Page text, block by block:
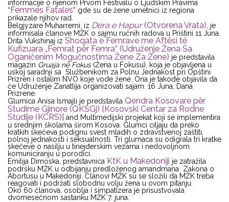
informacije o njenom Prvom Festivalu o Ljudskim Pravima
“Femmes Fatales” gde su de žene umetnici iz regiona
prikazale njihov rad.
Belgjyzare Muharremi, iz Dera e Hapur(Otvorena Vrata) , je
informisala članove MŽK o sajmu ručnih radova u Prištini 11 Juna.
Drita Vukshinaj iz Shoqata e Femrave me Aftësi të
Kufizuara „Femrat për Femra“ (Udruženje Žena Sa
Oganičenim Mogučnostima Žene Za Žene) je predstavila
magazin Gruaja në Fokus(Žena u Fokusu), koja je objavljena u
uskoj saradnji sa Službenikom za Polnu Jednakost pri Opštini
Prizren i ostalim NVO koje vode žene. Ona je takođe objavila da
če Udruženje Zanatlija organizovati sajam. 16 Juna, Dana
Prizrene.
Glumica Anisa Ismajli je predstavila Qendra Kosovare për
Studime Gjinore (QKSGj) [Kosovski Centar za Rodne
Studije (KCRS)] and Multimedijski projekat koji se implementira
u srednjim školama širom Kosova. Glumci ciljaju da preko
kratkih skečeva podignu svest mladih o zdravstvenoj zaštiti,
polnoj jednakosti i seksualnosti. Tri glumaca su odigrala tri kratke
skečeve o nasilju u tinejđerskim vezama i nedovoljnom
komuniciranju u porodici.
Emilija Dimoska, predstavnica KtK u Makedoniji je zatražila
podršku MŽK u odbijanju predloženog amandmana Zakona o
Abortusu u Makedoniji. Članovi MŽK su se složili da MŽK treba
reagovati i podržati slobodnu volju žena u ovom pitanju.
Oko 60 članova, osoblja i simpatizera je prisustvovala
dvomesečnom sastanku MŽK 7. juna.